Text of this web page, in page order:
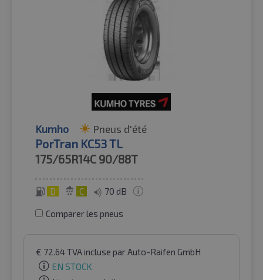
Kumho Pneus d'été
PorTran KC53 TL
175/65R14C 90/88T
D C 70 dB
Comparer les pneus
€ 72.64TVA incluse par Auto-Raifen GmbH
EN STOCK